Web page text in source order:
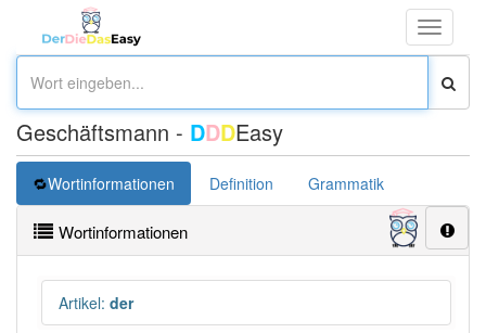
Toggle
Geschäftsmann - DDDEasy
Wortinformationen Definition Grammatik
Wortinformationen
Artikel: der